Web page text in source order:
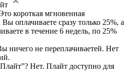
короткая мгновенная
оплачиваете сразу только 25%, а
в течение 6 недель, по 25%
ничего не переплачиваетей. Нет
Нет. Плайт доступно для